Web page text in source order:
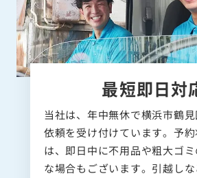
最短即日対
当社は、年中無休で横浜市鶴
依頼を受け付けています。予
は、即日中に不用品や粗大ゴ
な場合もございます。引越し